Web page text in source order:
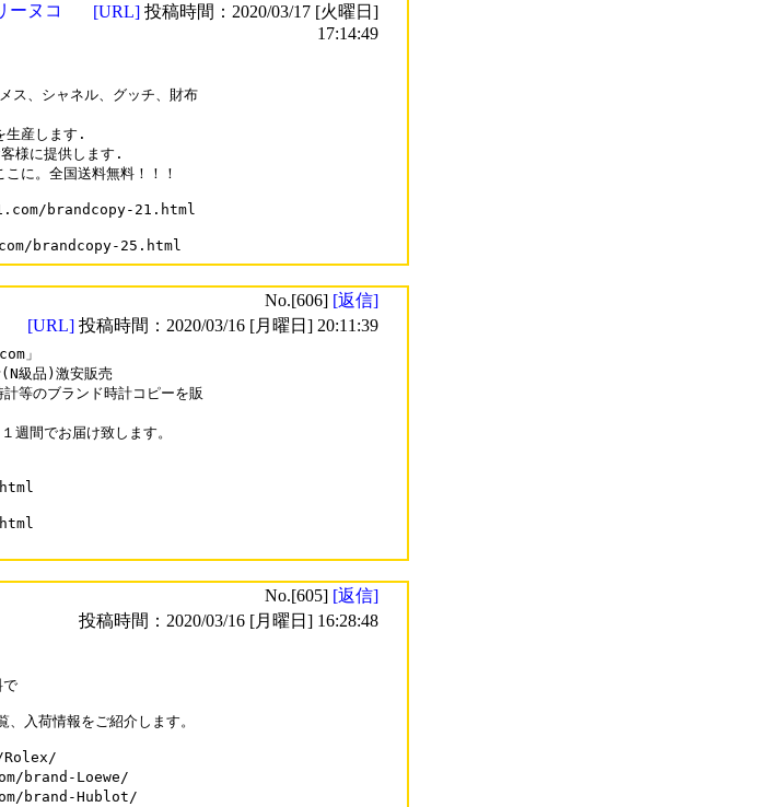
ーヌコ
[URL] 投稿時間：2020/03/17 [火曜日]
17:14:49
ス、シャネル、グッチ、財布
生産します.
様に提供します.
に。全国送料無料！！！
brandcopy-21.html
brandcopy-25.html
No.[606] [返信]
[URL] 投稿時間：2020/03/16 [月曜日] 20:11:39
」
級品)激安販売
等のブランド時計コピーを販
週間でお届け致します。
No.[605] [返信]
投稿時間：2020/03/16 [月曜日] 16:28:48
で
入荷情報をご紹介します。
Rolex/
brand-Loewe/
brand-Hublot/